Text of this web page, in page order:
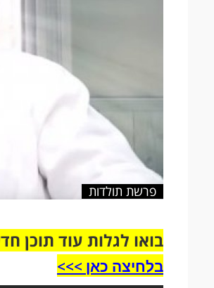
פרשת תולדות
בואו לגלות עוד תוכן
בלחיצה כאן >>>​